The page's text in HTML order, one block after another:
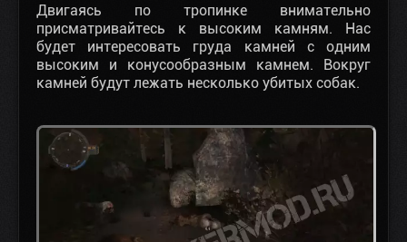
Двигаясь по тропинке внимательно
присматривайтесь к высоким камням. Нас
будет интересовать груда камней с одним
высоким и конусообразным камнем. Вокруг
камней будут лежать несколько убитых собак.